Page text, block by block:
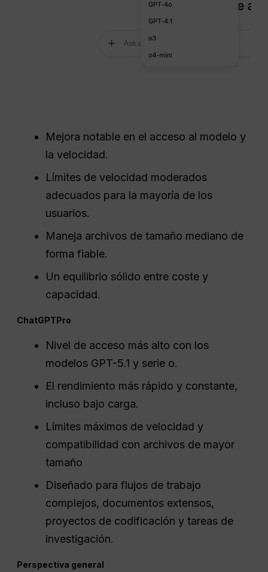
Mejora notable en el acceso al modelo y
la velocidad.
Límites de velocidad moderados
adecuados para la mayoría de los
usuarios.
Maneja archivos de tamaño mediano de
forma fiable.
Un equilibrio sólido entre coste y
capacidad.
ChatGPTPro
Nivel de acceso más alto con los
modelos GPT-5.1 y serie o.
El rendimiento más rápido y constante,
incluso bajo carga.
Límites máximos de velocidad y
compatibilidad con archivos de mayor
tamaño
Diseñado para flujos de trabajo
complejos, documentos extensos,
proyectos de codificación y tareas de
investigación.
Perspectiva general